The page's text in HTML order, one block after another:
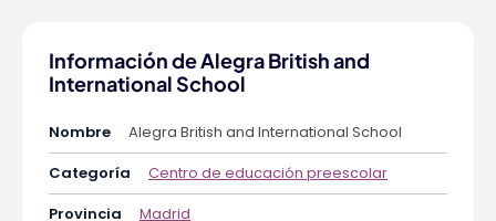
Información de Alegra British and
International School
Nombre
Alegra British and International School
Categoría
Centro de educación preescolar
Provincia
Madrid